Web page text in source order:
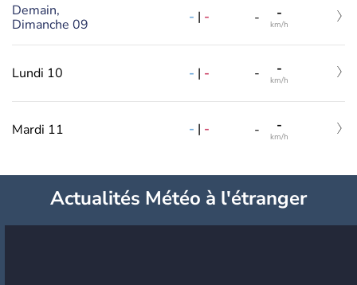
Demain,
Dimanche 09
- | - - -
km/h
Lundi 10 - | - - -
km/h
Mardi 11 - | - - -
km/h
Actualités Météo à l'étranger